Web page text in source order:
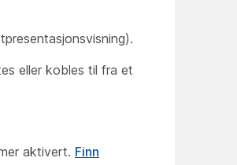
eller kobles til fra et
aktivert. Finn